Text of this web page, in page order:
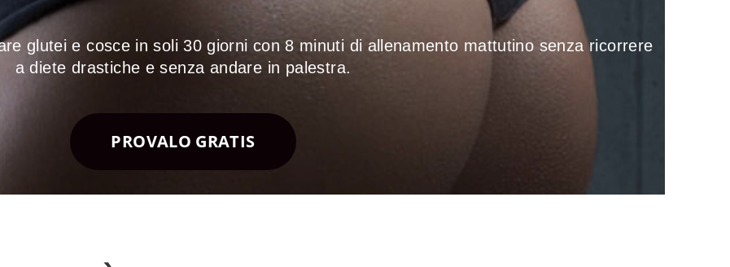
glutei e cosce in soli 30 giorni con 8 minuti di allenamento mattutino senza ricorrere
a diete drastiche e senza andare in palestra.
PROVALO GRATIS